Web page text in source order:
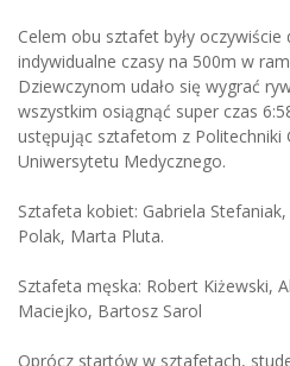
Celem obu sztafet były
indywidualne czasy na 500m w
Dziewczynom udało się wygrać
wszystkim osiągnąć super czas
ustępując sztafetom z Politechniki
Uniwersytetu Medycznego.
Sztafeta kobiet: Gabriela
Polak, Marta Pluta.
Sztafeta męska: Robert Kiżewski,
Maciejko, Bartosz Sarol
Oprócz startów w sztafetach,